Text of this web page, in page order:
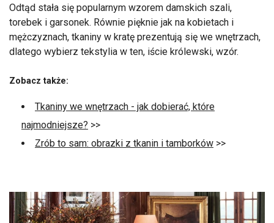
Odtąd stała się popularnym wzorem damskich szali,
torebek i garsonek. Równie pięknie jak na kobietach i
mężczyznach, tkaniny w kratę prezentują się we wnętrzach,
dlatego wybierz tekstylia w ten, iście królewski, wzór.
Zobacz także:
Tkaniny we wnętrzach - jak dobierać, które
najmodniejsze? >>
Zrób to sam: obrazki z tkanin i tamborków >>